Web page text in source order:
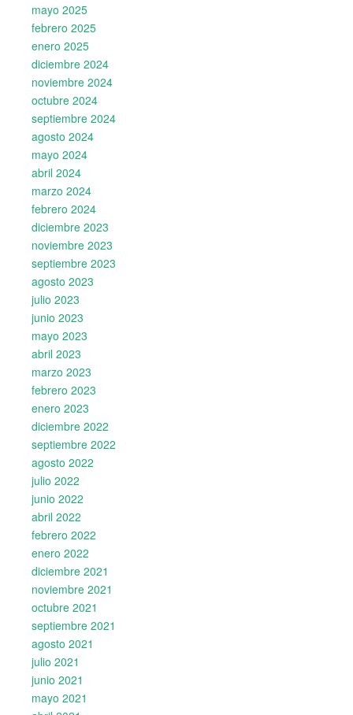
mayo 2025
febrero 2025
enero 2025
diciembre 2024
noviembre 2024
octubre 2024
septiembre 2024
agosto 2024
mayo 2024
abril 2024
marzo 2024
febrero 2024
diciembre 2023
noviembre 2023
septiembre 2023
agosto 2023
julio 2023
junio 2023
mayo 2023
abril 2023
marzo 2023
febrero 2023
enero 2023
diciembre 2022
septiembre 2022
agosto 2022
julio 2022
junio 2022
abril 2022
febrero 2022
enero 2022
diciembre 2021
noviembre 2021
octubre 2021
septiembre 2021
agosto 2021
julio 2021
junio 2021
mayo 2021